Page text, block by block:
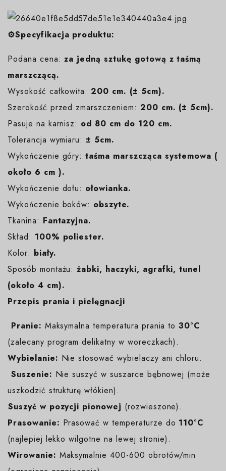
⚙️Specyfikacja produktu:
Podana cena: za jedną sztukę gotową z taśmą
marszczącą.
Wysokość całkowita: 200 cm. (± 5cm).
Szerokość przed zmarszczeniem: 200 cm. (± 5cm).
Pasuje na karnisz: od 80 cm do 120 cm.
Tolerancja wymiaru: ± 5cm.
Wykończenie góry:taśma marszcząca systemowa (
około 6 cm ).
Wykończenie dołu: ołowianka.
Wykończenie boków: obszyte.
Tkanina: Fantazyjna.
Skład: 100% poliester.
Kolor: biały.
Sposób montażu:żabki, haczyki, agrafki, tunel
(około 4 cm).
Przepis prania i pielęgnacji
Pranie: Maksymalna temperatura prania to30°C
(zalecany program delikatny w woreczkach).
Wybielanie: Nie stosować wybielaczy ani chloru.
Suszenie: Nie suszyć w suszarce bębnowej (może
uszkodzić strukturę włókien).
️Suszyć w pozycji pionowej (rozwieszone).
Prasowanie: Prasować w temperaturze do 110°C
(najlepiej lekko wilgotne na lewej stronie).
Wirowanie: Maksymalnie 400-600 obrotów/min